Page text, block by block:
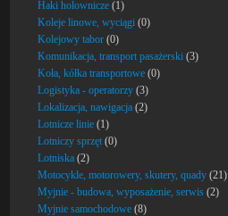
Haki holownicze (1)
Koleje linowe, wyciągi (0)
Kolejowy tabor (0)
Komunikacja, transport pasażerski (3)
Koła, kółka transportowe (0)
Logistyka - operatorzy (3)
Lokalizacja, nawigacja (2)
Lotnicze linie (1)
Lotniczy sprzęt (0)
Lotniska (2)
Motocykle, motorowery, skutery, quady (21)
Myjnie - budowa, wyposażenie, serwis (2)
Myjnie samochodowe (8)